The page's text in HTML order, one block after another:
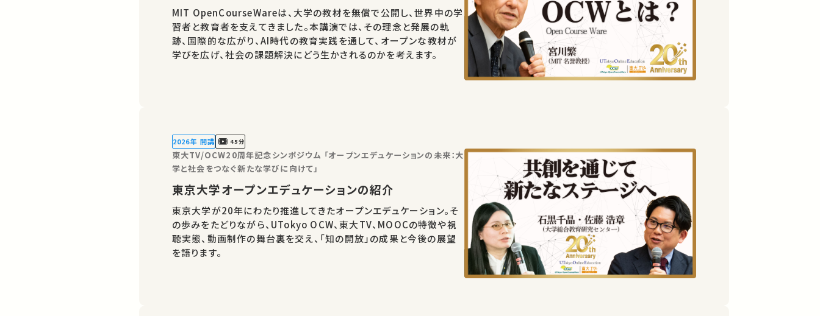
MIT OpenCourseWareは、大学の教材を無償で公開し、世界中の学
習者と教育者を支えてきました。本講演では、その理念と発展の軌
跡、国際的な広がり、AI時代の教育実践を通して、オープンな教材が
学びを広げ、社会の課題解決にどう生かされるのかを考えます。
2026年 開講 45分
東大TV/OCW20周年記念シンポジウム 「オープンエデュケーションの未来：大
学と社会をつなぐ新たな学びに向けて」
東京大学オープンエデュケーションの紹介
東京大学が20年にわたり推進してきたオープンエデュケーション。そ
の歩みをたどりながら、UTokyo OCW、東大TV、MOOCの特徴や視
聴実態、動画制作の舞台裏を交え、「知の開放」の成果と今後の展望
を語ります。